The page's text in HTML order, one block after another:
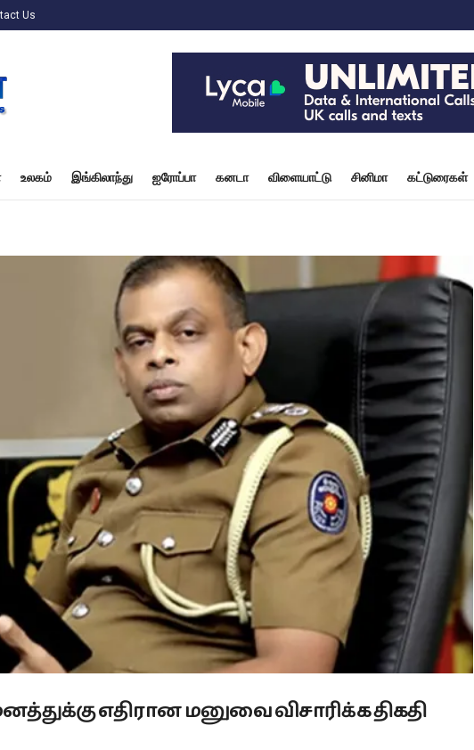
Us
உலகம் இங்கிலாந்து ஐரோப்பா கனடா விளையாட்டு சினிமா கட்டுரைகள்
எதிரான மனுவை விசாரிக்க திகதி